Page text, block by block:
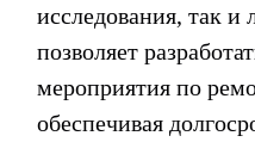
исследования, так и
позволяет
мероприятия по
обеспечивая